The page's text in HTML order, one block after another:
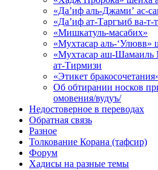
«Да’иф аль-Джами’ ас-
«Да’иф ат-Таргъиб ва-
«Мишкатуль-масабих»
«Мухтасар аль-‘Улювв»
«Мухтасар аш-Шамаиль
ат-Тирмизи
«Этикет
Об обтирании носков
омовения/вудуъ/
Недостоверное в переводах
Обратная связь
Разное
Толкование Корана (тафсир)
Форум
Хадисы на разные темы